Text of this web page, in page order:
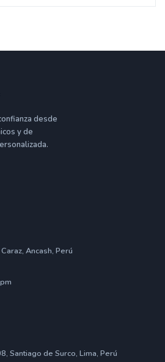
desde
y de
Ancash, Perú
Santiago de Surco, Lima, Perú